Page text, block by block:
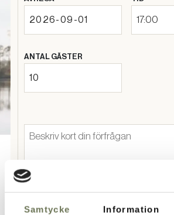
Samtycke Information
17:00
ANTAL GÄSTER